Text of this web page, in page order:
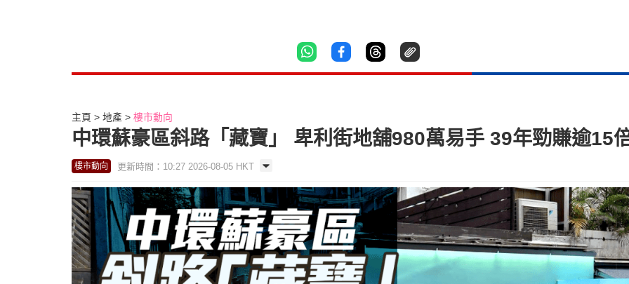
主頁 地產 樓市動向
中環蘇豪區斜路「藏寶」 卑利街地舖980萬易手 39年勁賺逾15
樓市動向 更新時間：10:27 2026-08-05 HKT